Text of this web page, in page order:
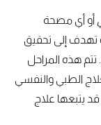
أو أي مصحة
إلى تحقيق
هذه المراحل
الطبي والنفسي
يتبعها علاج